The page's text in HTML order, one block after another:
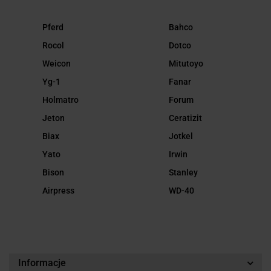
Pferd
Rocol
Weicon
Yg-1
Holmatro
Jeton
Biax
Yato
Bison
Airpress
Bahco
Dotco
Mitutoyo
Fanar
Forum
Ceratizit
Jotkel
Irwin
Stanley
WD-40
Informacje